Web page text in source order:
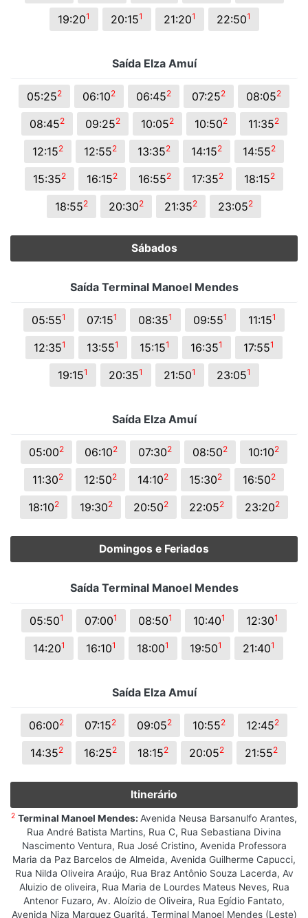
19:201 20:151 21:201 22:501
Saída Elza Amuí
05:252 06:102 06:452 07:252 08:052
08:452 09:252 10:052 10:502 11:352
12:152 12:552 13:352 14:152 14:552
15:352 16:152 16:552 17:352 18:152
18:552 20:302 21:352 23:052
Sábados
Saída Terminal Manoel Mendes
05:551 07:151 08:351 09:551 11:151
12:351 13:551 15:151 16:351 17:551
19:151 20:351 21:501 23:051
Saída Elza Amuí
05:002 06:102 07:302 08:502 10:102
11:302 12:502 14:102 15:302 16:502
18:102 19:302 20:502 22:052 23:202
Domingos e Feriados
Saída Terminal Manoel Mendes
05:501 07:001 08:501 10:401 12:301
14:201 16:101 18:001 19:501 21:401
Saída Elza Amuí
06:002 07:152 09:052 10:552 12:452
14:352 16:252 18:152 20:052 21:552
Itinerário
2 Terminal Manoel Mendes: Avenida Neusa Barsanulfo Arantes,
Rua André Batista Martins, Rua C, Rua Sebastiana Divina
Nascimento Ventura, Rua José Cristino, Avenida Professora
Maria da Paz Barcelos de Almeida, Avenida Guilherme Capucci,
Rua Nilda Oliveira Araújo, Rua Braz Antônio Souza Lacerda, Av
Aluizio de oliveira, Rua Maria de Lourdes Mateus Neves, Rua
Antenor Fuzaro, Av. Aloízio de Oliveira, Rua Egídio Fantato,
Avenida Niza Marquez Guaritá, Terminal Manoel Mendes (Leste)